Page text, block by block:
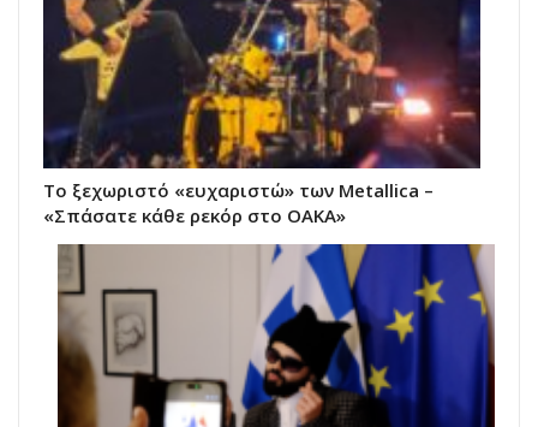
Το ξεχωριστό «ευχαριστώ» των Metallica –
«Σπάσατε κάθε ρεκόρ στο ΟΑΚΑ»